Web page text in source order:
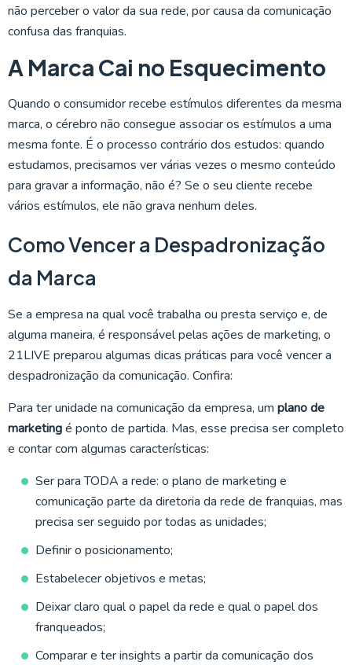
não perceber o valor da sua rede, por causa da comunicação
confusa das franquias.
A Marca Cai no Esquecimento
Quando o consumidor recebe estímulos diferentes da mesma
marca, o cérebro não consegue associar os estímulos a uma
mesma fonte. É o processo contrário dos estudos: quando
estudamos, precisamos ver várias vezes o mesmo conteúdo
para gravar a informação, não é? Se o seu cliente recebe
vários estímulos, ele não grava nenhum deles.
Como Vencer a Despadronização
da Marca
Se a empresa na qual você trabalha ou presta serviço e, de
alguma maneira, é responsável pelas ações de marketing, o
21LIVE preparou algumas dicas práticas para você vencer a
despadronização da comunicação. Confira:
Para ter unidade na comunicação da empresa, um plano de
marketingé ponto de partida. Mas, esse precisa ser completo
e contar com algumas características:
Ser para TODA a rede: o plano de marketing e
comunicação parte da diretoria da rede de franquias, mas
precisa ser seguido por todas as unidades;
Definir o posicionamento;
Estabelecer objetivos e metas;
Deixar claro qual o papel da rede e qual o papel dos
franqueados;
Comparar e ter insights a partir da comunicação dos